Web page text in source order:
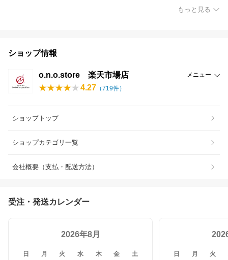
もっと見る
ショップ情報
o.n.o.store 楽天市場店 メニュー
4.27 （719件）
ショップトップ
ショップカテゴリ一覧
会社概要（支払・配送方法）
受注・発送カレンダー
2026年8月
日 月 火 水 木 金 土 日 月 火